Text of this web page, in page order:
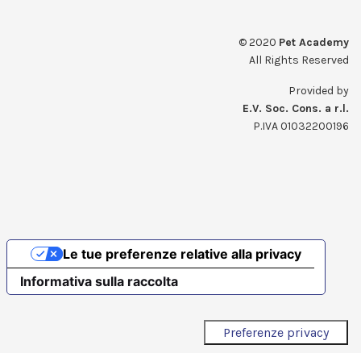
© 2020 Pet Academy
All Rights Reserved
Provided by
E.V. Soc. Cons. a r.l.
P.IVA 01032200196
Informativa sulla raccolta
Le tue preferenze relative alla privacy